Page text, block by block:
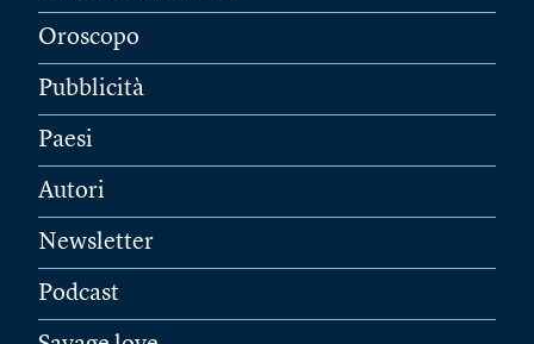
Oroscopo
Pubblicità
Paesi
Autori
Newsletter
Podcast